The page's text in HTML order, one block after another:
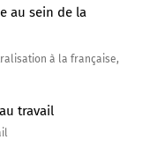
au sein de la
à la française,
travail